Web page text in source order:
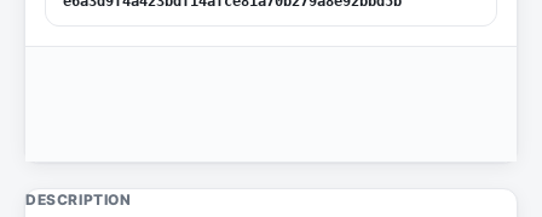
DESCRIPTION